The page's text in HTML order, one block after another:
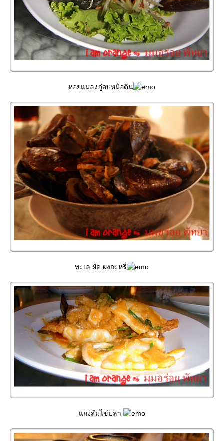
หอยแมลงภู่อบหม้อดิน
ทะเล ผัด ผงกะหรี่
กงส้มไข่ปลา